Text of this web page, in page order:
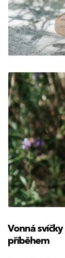
Vonná
příběhem